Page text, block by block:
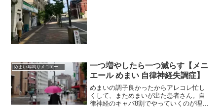
めまい耳鳴りメニエール突発性難聴
一つ増やしたら一つ減らす【メニ
エール めまい 自律神経失調症】
めまいの調子良かったからアレコレ忙し
くして、まためまいが出た患者さん。自
律神経のキャパ8割でやっていくのが理想